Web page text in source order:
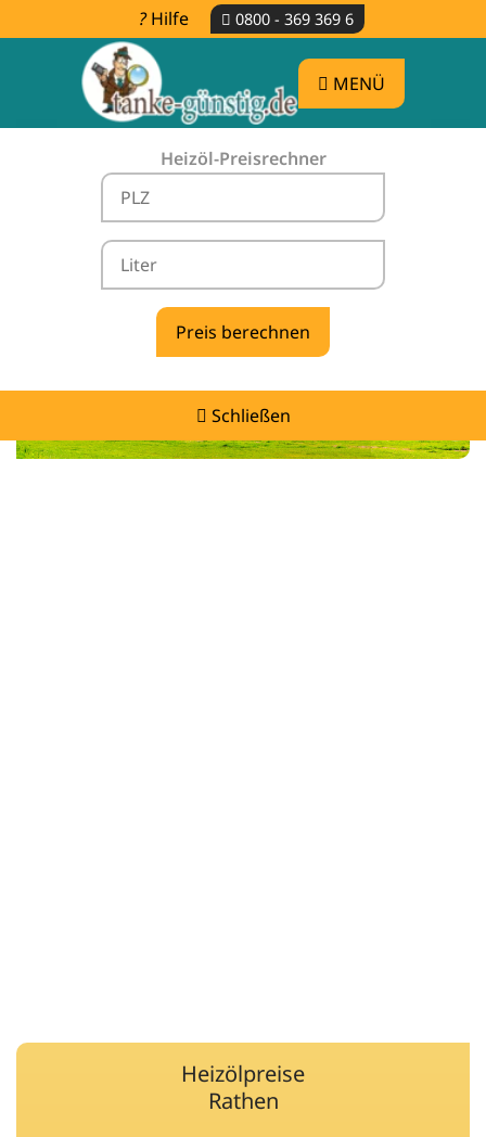
Hilfe 0800 - 369 369 6
MENÜ
Heizöl-Preisrechner
Schließen
Heizölpreise Rathen -
vergleichen & günstig tanken
Heizölpreise
Rathen